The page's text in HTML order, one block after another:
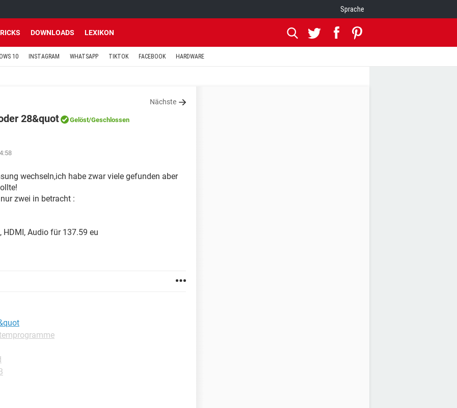
Sprache
DOWNLOADS LEXIKON
10 INSTAGRAM WHATSAPP TIKTOK FACEBOOK HARDWARE
Nächste
28&quot Gelöst/Geschlossen
wechseln,ich habe zwar viele gefunden aber
zwei in betracht :
HDMI, Audio für 137.59 eu